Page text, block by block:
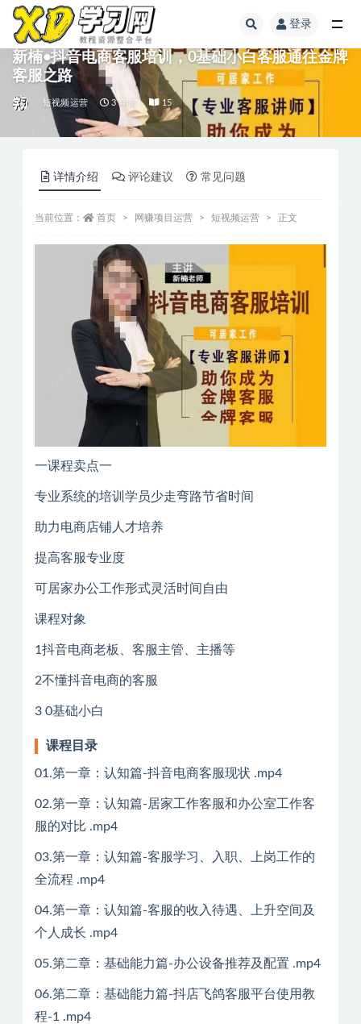
登录
新楠•抖音电商客服培训，0基础小白客服通往金牌
客服之路
短视频运营 3 年前 15
详情介绍 评论建议 常见问题
当前位置： 首页 网赚项目运营 短视频运营 正文
一课程卖点一
专业系统的培训学员少走弯路节省时间
助力电商店铺人才培养
提高客服专业度
可居家办公工作形式灵活时间自由
课程对象
1抖音电商老板、客服主管、主播等
2不懂抖音电商的客服
3 0基础小白
课程目录
01.第一章：认知篇-抖音电商客服现状 .mp4
02.第一章：认知篇-居家工作客服和办公室工作客
服的对比 .mp4
03.第一章：认知篇-客服学习、入职、上岗工作的
全流程 .mp4
04.第一章：认知篇-客服的收入待遇、上升空间及
个人成长 .mp4
05.第二章：基础能力篇-办公设备推荐及配置 .mp4
06.第二章：基础能力篇-抖店飞鸽客服平台使用教
程-1 .mp4